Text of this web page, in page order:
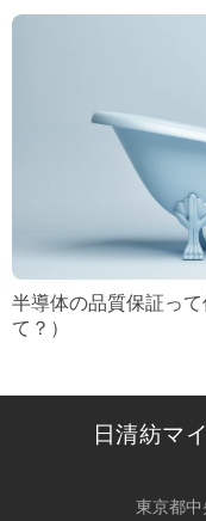
半導体の品質保証っ
て？）
日清紡マ
東京都